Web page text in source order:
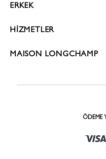
ERKEK
HİZMETLER
MAISON LONGCHAMP
ÖDEME